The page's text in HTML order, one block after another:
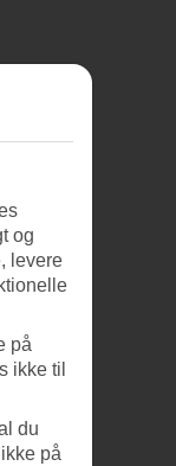
og
levere
på
ikke til
du
på